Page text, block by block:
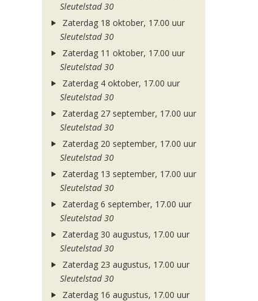
Sleutelstad 30
Zaterdag 18 oktober, 17.00 uur
Sleutelstad 30
Zaterdag 11 oktober, 17.00 uur
Sleutelstad 30
Zaterdag 4 oktober, 17.00 uur
Sleutelstad 30
Zaterdag 27 september, 17.00 uur
Sleutelstad 30
Zaterdag 20 september, 17.00 uur
Sleutelstad 30
Zaterdag 13 september, 17.00 uur
Sleutelstad 30
Zaterdag 6 september, 17.00 uur
Sleutelstad 30
Zaterdag 30 augustus, 17.00 uur
Sleutelstad 30
Zaterdag 23 augustus, 17.00 uur
Sleutelstad 30
Zaterdag 16 augustus, 17.00 uur